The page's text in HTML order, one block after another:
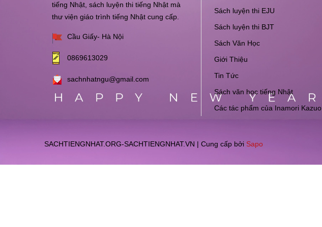
tiếng Nhật, sách luyện thi tiếng Nhật mà
thư viện giáo trình tiếng Nhật cung cấp.
Cầu Giấy- Hà Nội
0869613029
sachnhatngu@gmail.com
Sách luyện thi EJU
Sách luyện thi BJT
Sách Văn Học
Giới Thiệu
Tin Tức
Sách văn học tiếng Nhật
Các tác phẩm của Inamori Kazuo
SACHTIENGNHAT.ORG-SACHTIENGNHAT.VN | Cung cấp bởi Sapo